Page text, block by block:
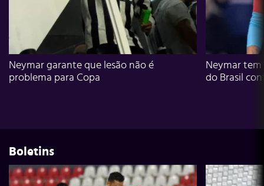
Neymar garante que lesão não é
problema para Copa
Neymar
do Brasil
Boletins